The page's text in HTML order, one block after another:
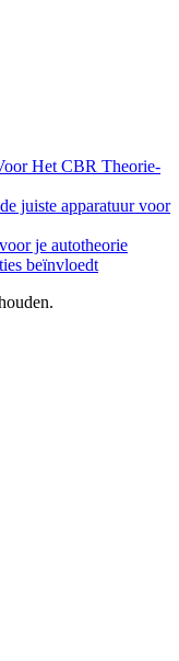
Het CBR Theorie-
juiste apparatuur voor
je autotheorie
beïnvloedt